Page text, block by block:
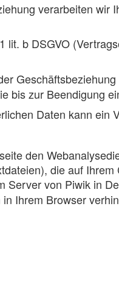
verarbeiten
lit. b DSGVO
bis zur Beendigung
Daten kann ein
den
die auf
Server von Piwik in
Ihrem Browser